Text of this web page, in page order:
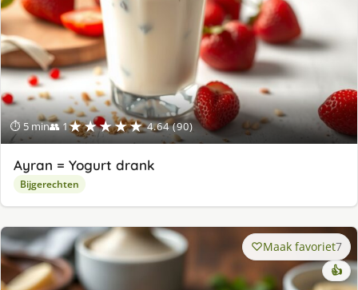
⏱ 5 min👥 1★★★★★ 4.64 (90)
Ayran = Yogurt drank
Bijgerechten
Maak favoriet7
👍